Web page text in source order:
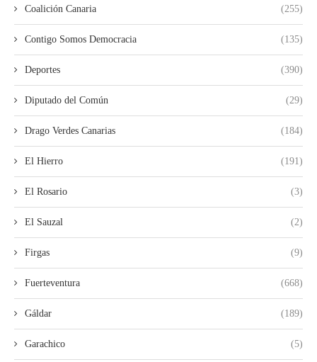
Coalición Canaria (255)
Contigo Somos Democracia (135)
Deportes (390)
Diputado del Común (29)
Drago Verdes Canarias (184)
El Hierro (191)
El Rosario (3)
El Sauzal (2)
Firgas (9)
Fuerteventura (668)
Gáldar (189)
Garachico (5)